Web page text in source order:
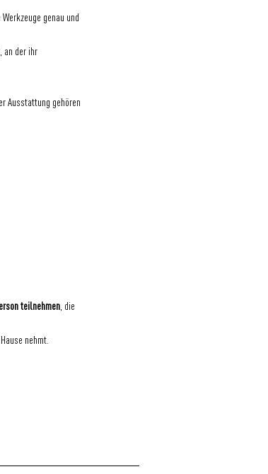
genau und
an der ihr
Ausstattung gehören
teilnehmen, die
nehmt.